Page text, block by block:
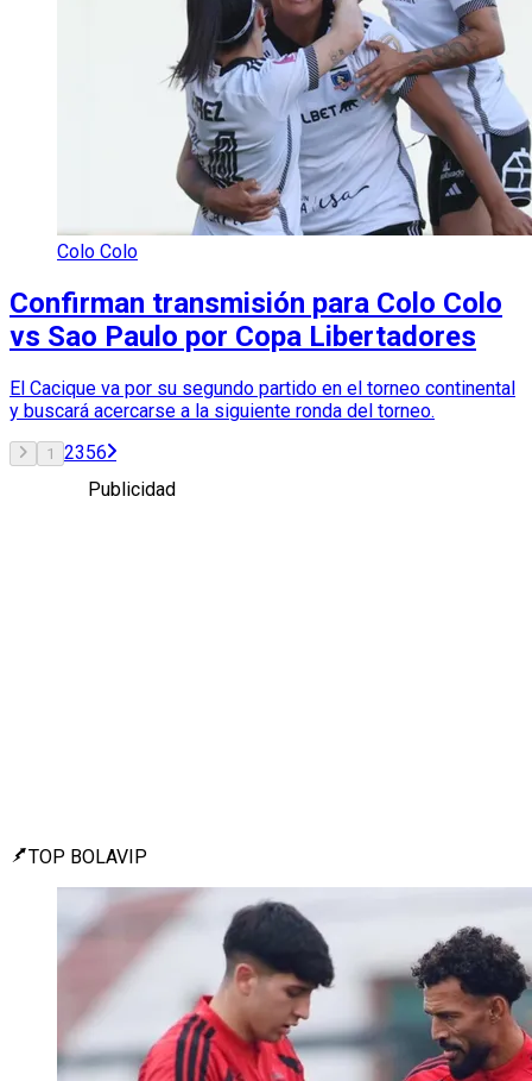
Colo Colo
Confirman transmisión para Colo Colo
vs Sao Paulo por Copa Libertadores
El Cacique va por su segundo partido en el torneo continental
y buscará acercarse a la siguiente ronda del torneo.
1 2356
Publicidad
TOP BOLAVIP